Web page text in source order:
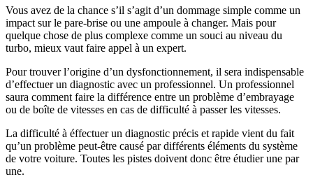
Vous avez de la chance s’il s’agit d’un dommage simple comme un
impact sur le pare-brise ou une ampoule à changer. Mais pour
quelque chose de plus complexe comme un souci au niveau du
turbo, mieux vaut faire appel à un expert.
Pour trouver l’origine d’un dysfonctionnement, il sera indispensable
d’effectuer un diagnostic avec un professionnel. Un professionnel
saura comment faire la différence entre un problème d’embrayage
ou de boîte de vitesses en cas de difficulté à passer les vitesses.
La difficulté à éffectuer un diagnostic précis et rapide vient du fait
qu’un problème peut-être causé par différents éléments du système
de votre voiture. Toutes les pistes doivent donc être étudier une par
une.